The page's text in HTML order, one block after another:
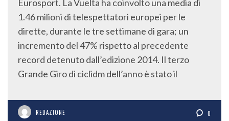
Eurosport. La Vuelta ha coinvolto una media di
1.46 milioni di telespettatori europei per le
dirette, durante le tre settimane di gara; un
incremento del 47% rispetto al precedente
record detenuto dall’edizione 2014. Il terzo
Grande Giro di ciclidm dell’anno è stato il
REDAZIONE 0